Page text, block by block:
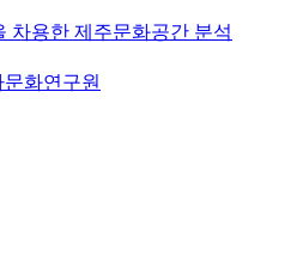
차용한 제주문화공간 분석
화연구원